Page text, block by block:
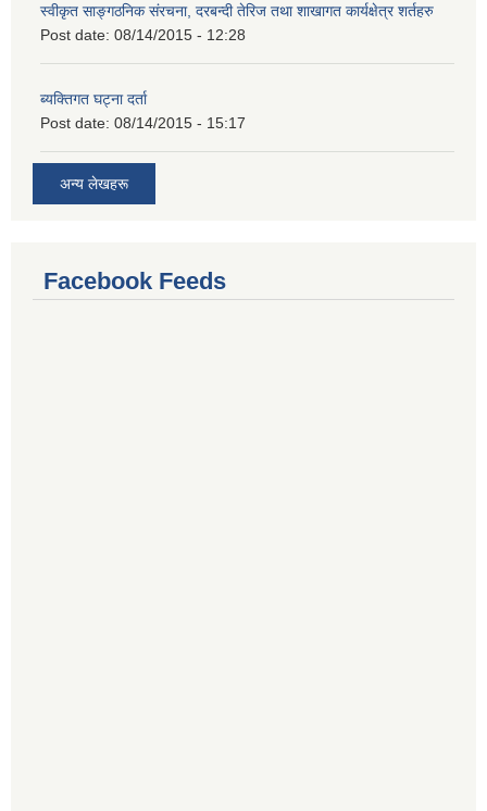
स्वीकृत साङ्गठनिक संरचना, दरबन्दी तेरिज तथा शाखागत कार्यक्षेत्र शर्तहरु
Post date: 08/14/2015 - 12:28
ब्यक्तिगत घट्ना दर्ता
Post date: 08/14/2015 - 15:17
अन्य लेखहरू
Facebook Feeds